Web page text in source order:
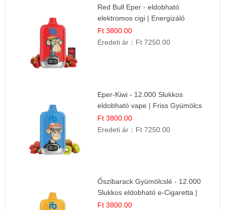
Red Bull Eper - eldobható
elektromos cigi | Energizáló
Gyümölcs Íz
Ft 3800.00
Eredeti ár： Ft 7250.00
Eper-Kiwi - 12.000 Slukkos
eldobható vape | Friss Gyümölcs
Kombináció
Ft 3800.00
Eredeti ár： Ft 7250.00
Őszibarack Gyümölcslé - 12.000
Slukkos eldobható e-Cigaretta |
Friss Gyümölcs Íz
Ft 3800.00